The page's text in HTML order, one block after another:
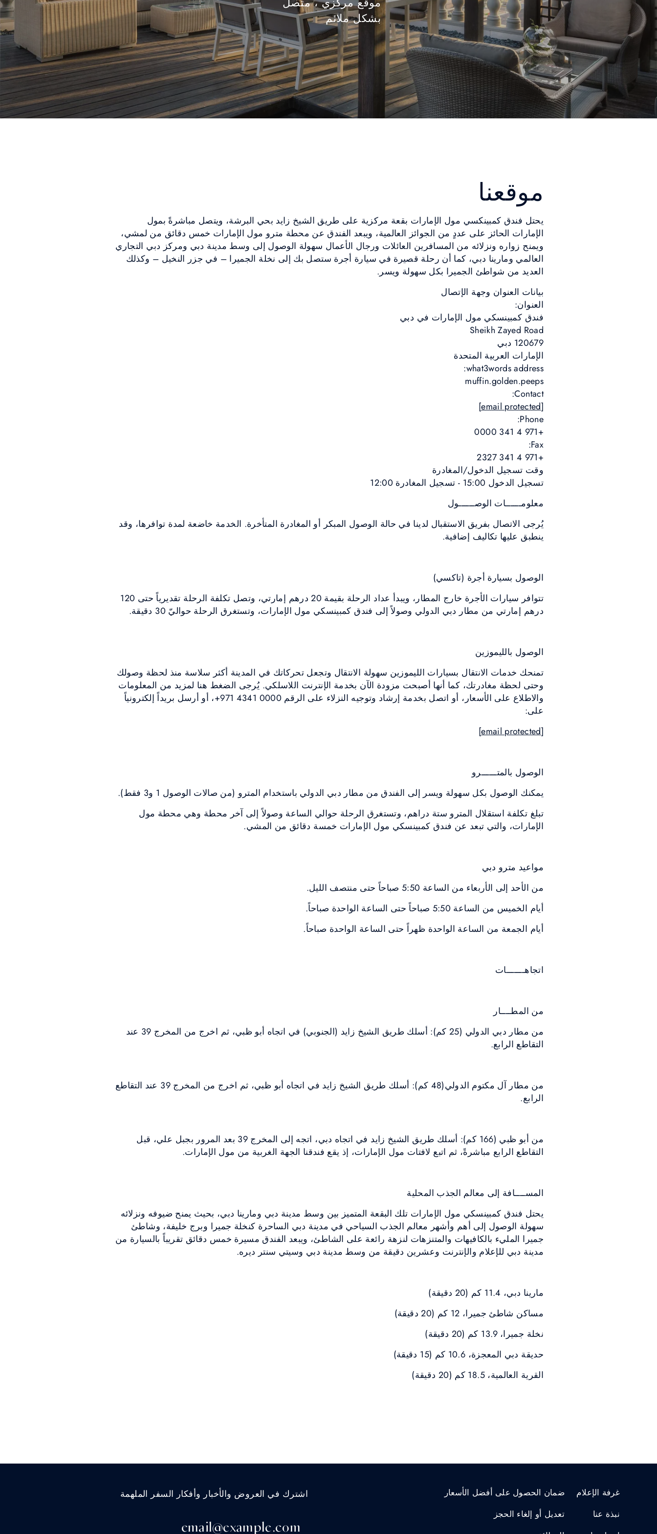
بشكل ملائم
موقعنا
يحتل فندق كمبينكسي مول الإمارات بقعة مركزية على طريق الشيخ زايد بحي البرشة، ويتصل مباشرةً بمول
الإمارات الحائز على عددٍ من الجوائز العالمية، ويبعد الفندق عن محطة مترو مول الإمارات خمس دقائق من لمشي،
ويمنح زواره ونزلائه من المسافرين العائلات ورجال الأعمال سهولة الوصول إلى وسط مدينة دبي ومركز دبي التجاري
العالمي ومارينا دبي، كما أن رحلة قصيرة في سيارة أجرة ستصل بك إلى نخلة الجميرا – في جزر النخيل – وكذلك
العديد من شواطئ الجميرا بكل سهولة ويسر.
بيانات العنوان وجهة الإتصال
العنوان:
فندق كمبينسكي مول الإمارات في دبي
Sheikh Zayed Road
120679 دبي
الإمارات العربية المتحدة
what3words address:
muffin.golden.peeps
Contact:
[email protected]
Phone:
+971 4 341 0000
Fax:
+971 4 341 2327
وقت تسجيل الدخول/المغادرة
تسجيل الدخول 15:00 - تسجيل المغادرة 12:00
معلومــــــات الوصــــــول
يُرجى الاتصال بفريق الاستقبال لدينا في حالة الوصول المبكر أو المغادرة المتأخرة. الخدمة خاضعة لمدة توافرها، وقد
ينطبق عليها تكاليف إضافية.
الوصول بسيارة أجرة (تاكسي)
تتوافر سيارات الأجرة خارج المطار، ويبدأ عداد الرحلة بقيمة 20 درهم إمارتي، وتصل تكلفة الرحلة تقديرياً حتى 120
درهم إمارتي من مطار دبي الدولي وصولاً إلى فندق كمبينسكي مول الإمارات، وتستغرق الرحلة حواليّ 30 دقيقة.
الوصول بالليموزين
تمنحك خدمات الانتقال بسيارات الليموزين سهولة الانتقال وتجعل تحركاتك في المدينة أكثر سلاسة منذ لحظة وصولك
وحتى لحظة مغادرتك، كما أنها أصبحت مزودة الآن بخدمة الإنترنت اللاسلكي. يُرجى الضغط هنا لمزيد من المعلومات
والاطلاع على الأسعار، أو اتصل بخدمة إرشاد وتوجيه النزلاء على الرقم 0000 4341 971+، أو أرسل بريداً إلكترونياً
على:
[email protected]
الوصول بالمتــــــرو
يمكنك الوصول بكل سهولة ويسر إلى الفندق من مطار دبي الدولي باستخدام المترو (من صالات الوصول 1 و3 فقط).
تبلغ تكلفة استقلال المترو ستة دراهم، وتستغرق الرحلة حوالي الساعة وصولاً إلى آخر محطة وهي محطة مول
الإمارات، والتي تبعد عن فندق كمبينسكي مول الإمارات خمسة دقائق من المشي.
مواعيد مترو دبي
من الأحد إلى الأربعاء من الساعة 5:50 صباحاً حتى منتصف الليل.
أيام الخميس من الساعة 5:50 صباحاً حتى الساعة الواحدة صباحاً.
أيام الجمعة من الساعة الواحدة ظهراً حتى الساعة الواحدة صباحاً.
اتجاهـــــــات
من المطــــار
من مطار دبي الدولي (25 كم): أسلك طريق الشيخ زايد (الجنوبي) في اتجاه أبو ظبي، ثم اخرج من المخرج 39 عند
التقاطع الرابع.
من مطار آل مكتوم الدولي(48 كم): أسلك طريق الشيخ زايد في اتجاه أبو ظبي، ثم اخرج من المخرج 39 عند التقاطع
الرابع.
من أبو ظبي (166 كم): أسلك طريق الشيخ زايد في اتجاه دبي، اتجه إلى المخرج 39 بعد المرور بجبل علي، قبل
التقاطع الرابع مباشرةً، ثم اتبع لافتات مول الإمارات، إذ يقع فندقنا الجهة الغربية من مول الإمارات.
المســــافة إلى معالم الجذب المحلية
يحتل فندق كمبينسكي مول الإمارات تلك البقعة المتميز بين وسط مدينة دبي ومارينا دبي، بحيث يمنح ضيوفه ونزلائه
سهولة الوصول إلى أهم وأشهر معالم الجذب السياحي في مدينة دبي الساحرة كنخلة جميرا وبرج خليفة، وشاطئ
جميرا المليء بالكافيهات والمتنزهات لنزهة رائعة على الشاطئ، ويبعد الفندق مسيرة خمس دقائق تقريباً بالسيارة من
مدينة دبي للإعلام والإنترنت وعشرين دقيقة من وسط مدينة دبي وسيتي سنتر ديره.
مارينا دبي، 11.4 كم (20 دقيقة)
مساكن شاطئ جميرا، 12 كم (20 دقيقة)
نخلة جميرا، 13.9 كم (20 دقيقة)
حديقة دبي المعجزة، 10.6 كم (15 دقيقة)
القرية العالمية، 18.5 كم (20 دقيقة)
غرفة الإعلام
نبذة عنا
ضمان الحصول على أفضل الأسعار
تعديل أو إلغاء الحجز
اشترك في العروض والأخبار وأفكار السفر الملهمة